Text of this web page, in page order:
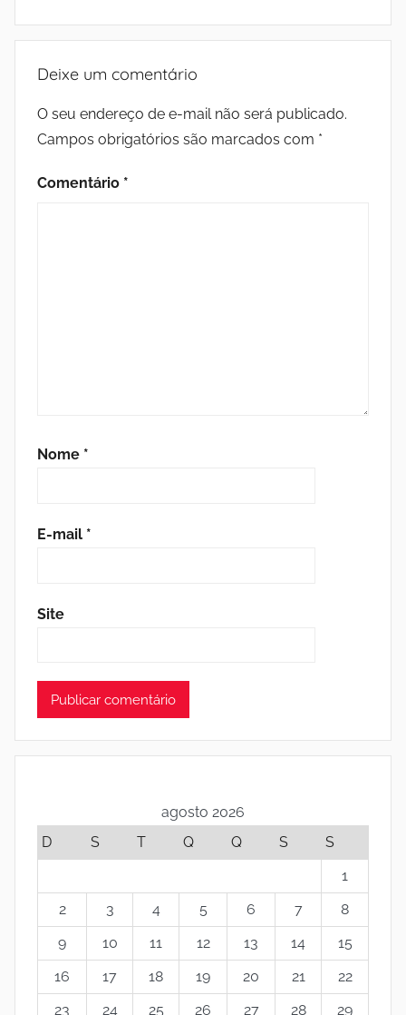
Deixe um comentário
O seu endereço de e-mail não será publicado.
Campos obrigatórios são marcados com *
Comentário *
Nome *
E-mail *
Site
agosto 2026
D
S T Q Q S
S
1
2
3 4 5 6 7
8
9
10 11 12 13 14
15
16
17 18 19 20 21
22
23
24 25 26 27 28 29